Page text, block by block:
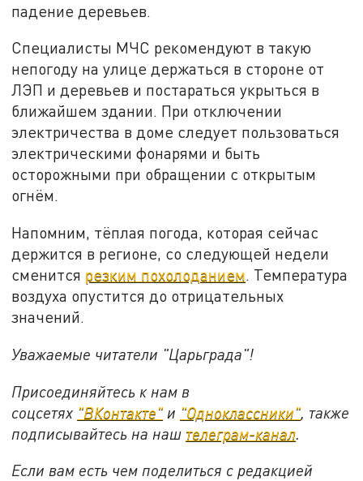
падение деревьев.
Специалисты МЧС рекомендуют в такую
непогоду на улице держаться в стороне от
ЛЭП и деревьев и постараться укрыться в
ближайшем здании. При отключении
электричества в доме следует пользоваться
электрическими фонарями и быть
осторожными при обращении с открытым
огнём.
Напомним, тёплая погода, которая сейчас
держится в регионе, со следующей недели
сменится резким похолоданием. Температура
воздуха опустится до отрицательных
значений.
Уважаемые читатели "Царьграда"!
Присоединяйтесь к нам в
соцсетях "ВКонтакте" и "Одноклассники" также
подписывайтесь на наш телеграм-канал
Если вам есть чем поделиться с редакцией